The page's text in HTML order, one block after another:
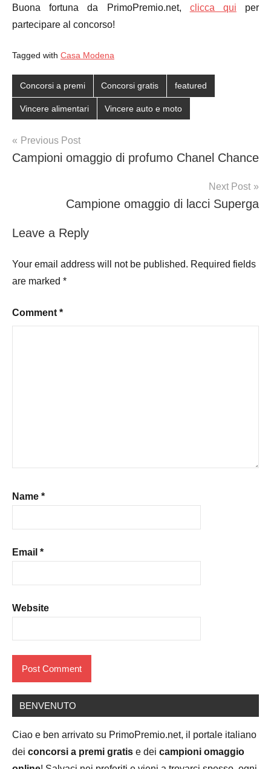
Buona fortuna da PrimoPremio.net, clicca qui per
partecipare al concorso!
Tagged with Casa Modena
Concorsi a premi Concorsi gratis featured
Vincere alimentari Vincere auto e moto
Post
navigation
Previous Post
Campioni omaggio di profumo Chanel Chance
Next Post
Campione omaggio di lacci Superga
Leave a Reply
Your email address will not be published. Required fields
are marked *
Comment *
Name *
Email *
Website
BENVENUTO
Ciao e ben arrivato su PrimoPremio.net, il portale italiano
dei concorsi a premi gratis e dei campioni omaggio